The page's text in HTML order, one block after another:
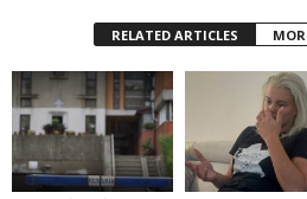
RELATED ARTICLES